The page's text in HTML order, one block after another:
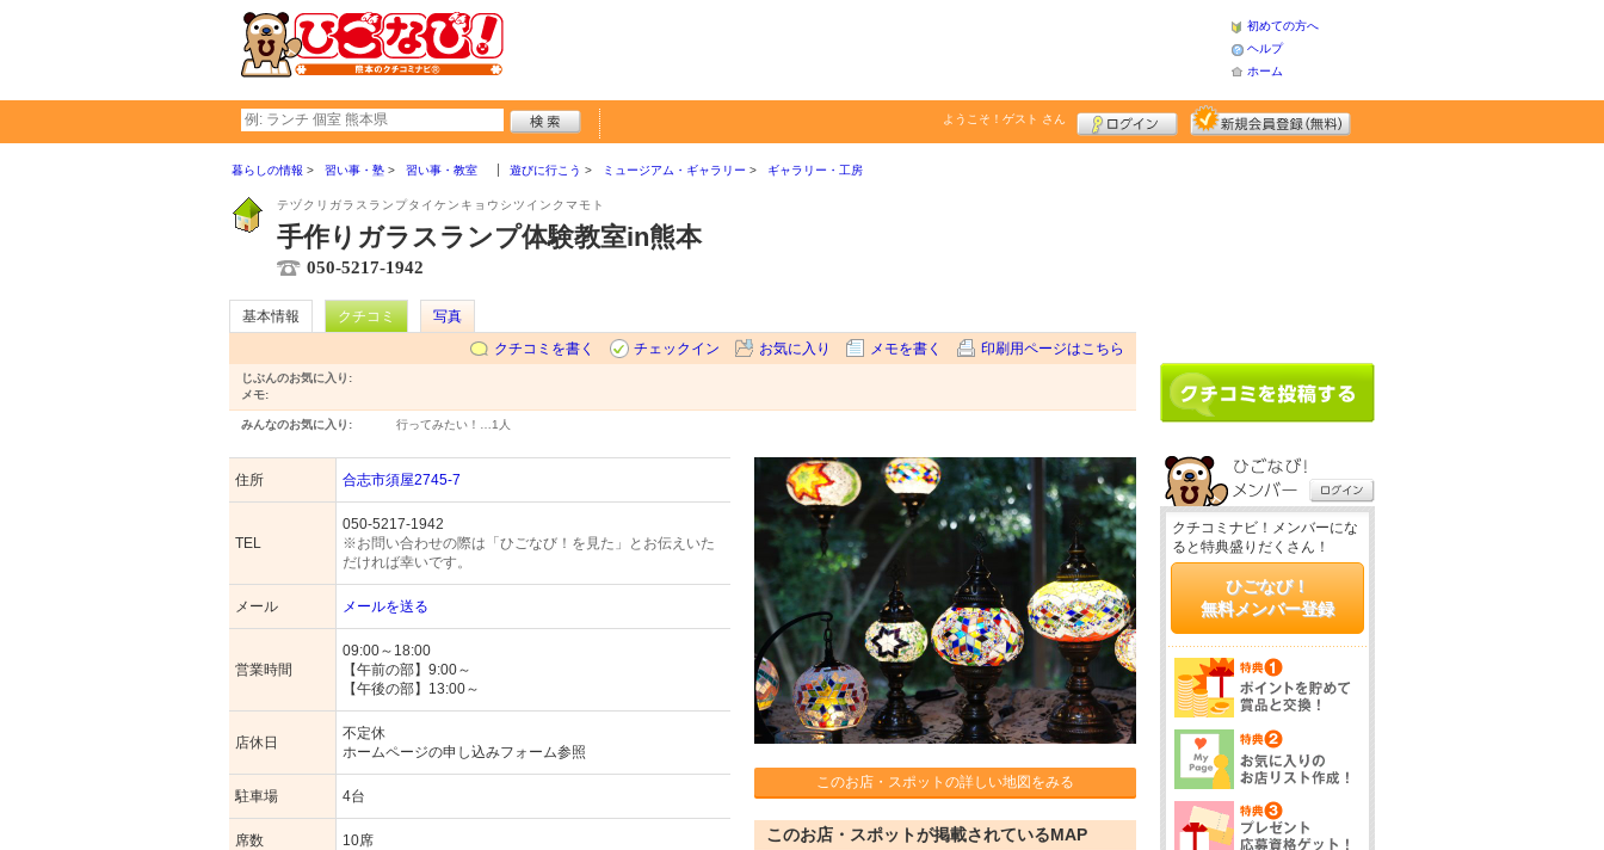
初めての方へ
ヘルプ
ホーム
ようこそ！ ゲスト さん
暮らしの情報 習い事・塾 習い事・教室 遊びに行こう ミュージアム・ギャラリー ギャラリー・工房
テヅクリガラスランプタイケンキョウシツインクマモト
手作りガラスランプ体験教室in熊本
050-5217-1942
基本情報 クチコミ
写真
クチコミを書く
チェックイン お気に入り メモを書く 印刷用ページはこちら
じぶんのお気に入り:
メモ:
みんなのお気に入り: 行ってみたい！… 1人
住所 合志市須屋2745-7
TEL
050-5217-1942
※お問い合わせの際は「ひごなび！を見た」とお伝えいた
だければ幸いです。
メール メールを送る
営業時間
09:00～18:00
【午前の部】9:00～
【午後の部】13:00～
店休日
不定休
ホームページの申し込みフォーム参照
駐車場 4台
席数 10席
このお店・スポットの詳しい地図をみる
このお店・スポットが掲載されているMAP
クチコミナビ！メンバーにな
ると特典盛りだくさん！
ひごなび！
無料メンバー登録